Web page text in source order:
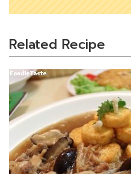
Related Recipe